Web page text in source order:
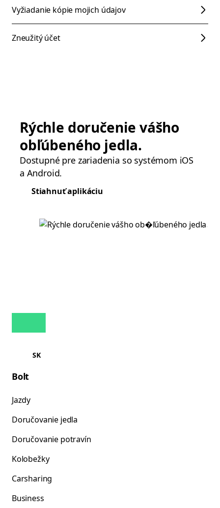
Vyžiadanie kópie mojich údajov
Zneužitý účet
Rýchle doručenie vášho
obľúbeného jedla.
Dostupné pre zariadenia so systémom iOS
a Android.
Stiahnuť aplikáciu
SK
Bolt
Jazdy
Doručovanie jedla
Doručovanie potravín
Kolobežky
Carsharing
Business